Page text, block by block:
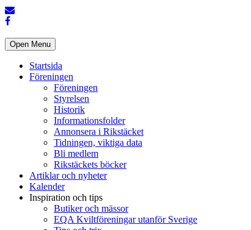
Open Menu
Startsida
Föreningen
Föreningen
Styrelsen
Historik
Informationsfolder
Annonsera i Rikstäcket
Tidningen, viktiga data
Bli medlem
Rikstäckets böcker
Artiklar och nyheter
Kalender
Inspiration och tips
Butiker och mässor
EQA Kviltföreningar utanför Sverige